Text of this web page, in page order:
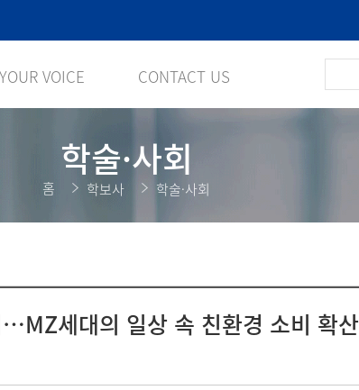
YOUR VOICE CONTACT US
학술·사회
홈 학보사 학술·사회
세대의 일상 속 친환경 소비 확산